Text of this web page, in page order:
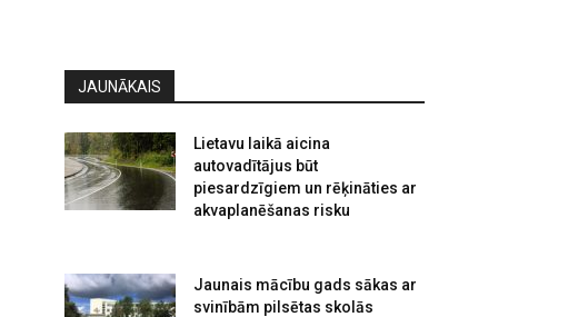
JAUNĀKAIS
Lietavu laikā aicina
autovadītājus būt
piesardzīgiem un rēķināties ar
akvaplanēšanas risku
Jaunais mācību gads sākas ar
svinībām pilsētas skolās